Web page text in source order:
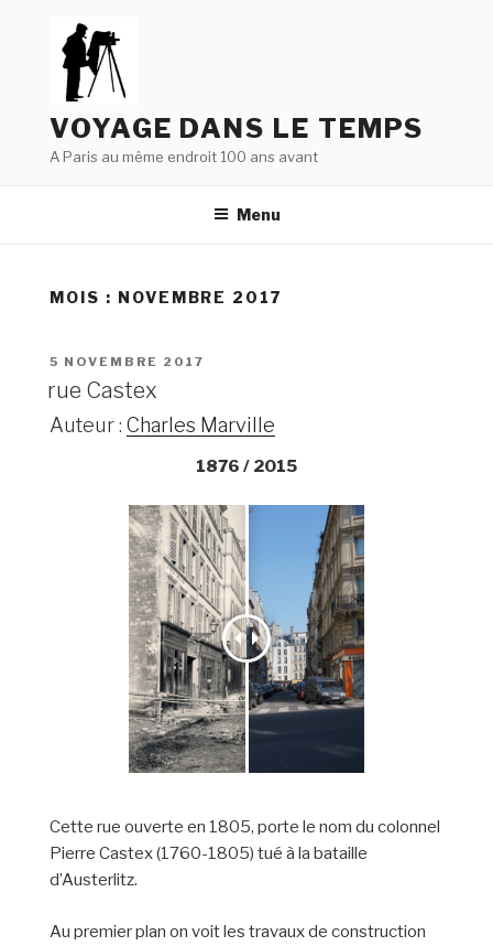
VOYAGE DANS LE TEMPS
A Paris au même endroit 100 ans avant
Menu
MOIS : NOVEMBRE 2017
PUBLIÉ
5 NOVEMBRE 2017
rue Castex
Auteur : Charles Marville
1876 / 2015
Cette rue ouverte en 1805, porte le nom du colonnel
Pierre Castex (1760-1805) tué à la bataille
d’Austerlitz.
Au premier plan on voit les travaux de construction